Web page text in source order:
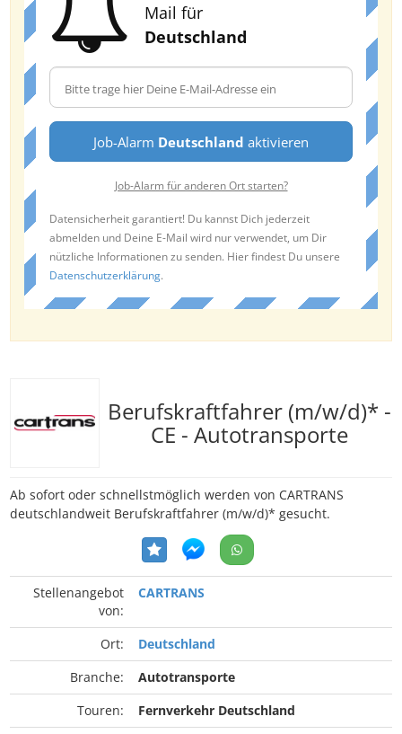
Mail für
Deutschland
Job-Alarm Deutschland aktivieren
Job-Alarm für anderen Ort starten?
Datensicherheit garantiert! Du kannst Dich jederzeit
abmelden und Deine E-Mail wird nur verwendet, um Dir
nützliche Informationen zu senden. Hier findest Du unsere
Datenschutzerklärung.
Berufskraftfahrer (m/w/d)* -
CE - Autotransporte
Ab sofort oder schnellstmöglich werden von CARTRANS
deutschlandweit Berufskraftfahrer (m/w/d)* gesucht.
Stellenangebot
von:
CARTRANS
Ort:
Deutschland
Branche:
Autotransporte
Touren:
Fernverkehr Deutschland